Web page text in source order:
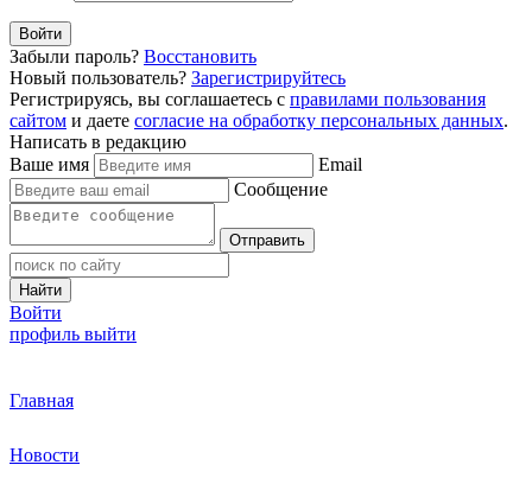
Войти
Забыли пароль? Восстановить
Новый пользователь? Зарегистрируйтесь
Регистрируясь, вы соглашаетесь с правилами пользования
сайтом и даете согласие на обработку персональных данных.
Написать в редакцию
Ваше имя
Email
Сообщение
Отправить
Найти
Войти
профиль выйти
Главная
Новости